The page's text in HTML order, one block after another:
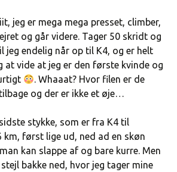
jeg er mega mega presset, climber,
og går videre. Tager 50 skridt og
jeg endelig når op til K4, og er helt
at vide at jeg er den første kvinde og
. Whaaat? Hvor filen er de
og der er ikke et øje…
stykke, som er fra K4 til
km, først lige ud, ned ad en skøn
kan slappe af og bare kurre. Men
bakke ned, hvor jeg tager mine